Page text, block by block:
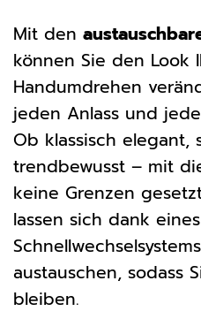
Mit den
können Sie den Look
Handumdrehen
jeden Anlass und
Ob klassisch
trendbewusst – mit
keine Grenzen
lassen sich dank
austauschen, sodass
bleiben.